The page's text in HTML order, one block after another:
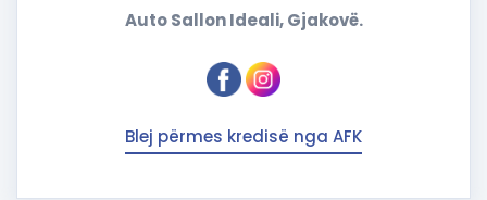
Auto Sallon Ideali, Gjakovë.
Blej përmes kredisë nga AFK